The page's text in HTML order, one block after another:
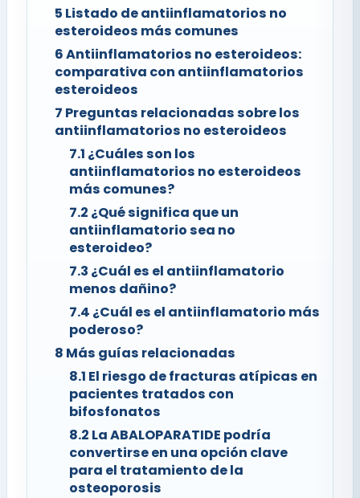
5 Listado de antiinflamatorios no
esteroideos más comunes
6Antiinflamatorios no esteroideos:
comparativa con antiinflamatorios
esteroideos
7 Preguntas relacionadas sobre los
antiinflamatorios no esteroideos
7.1 ¿Cuáles son los
antiinflamatorios no esteroideos
más comunes?
7.2 ¿Qué significa que un
antiinflamatorio sea no
esteroideo?
7.3 ¿Cuál es el antiinflamatorio
menos dañino?
7.4 ¿Cuál es el antiinflamatorio más
poderoso?
8 Más guías relacionadas
8.1 El riesgo de fracturas atípicas en
pacientes tratados con
bifosfonatos
8.2 La ABALOPARATIDE podría
convertirse en una opción clave
para el tratamiento de la
osteoporosis